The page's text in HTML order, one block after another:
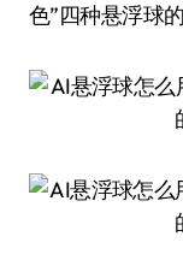
色”四种悬浮球